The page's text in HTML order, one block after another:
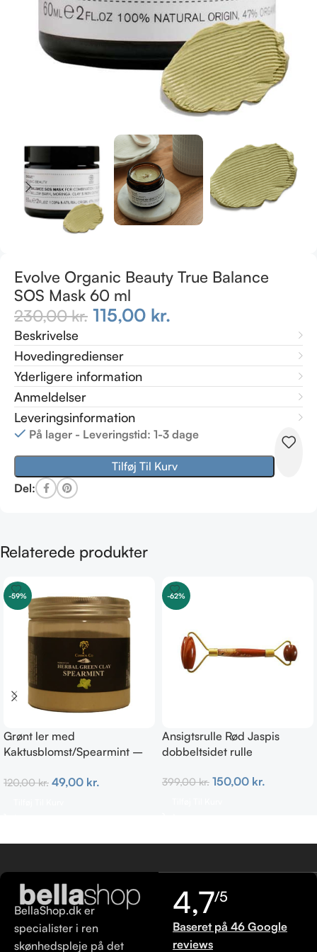
Evolve Organic Beauty True Balance
SOS Mask 60 ml
230,00kr. 115,00 kr.
Beskrivelse
Hovedingredienser
Yderligere information
Anmeldelser
Leveringsinformation
På lager - Leveringstid: 1-3 dage
Tilføj Til Kurv
Del:
Relaterede produkter
-59%
Grønt ler med
Kaktusblomst/Spearmint –
120,00kr. 49,00 kr.
-62%
Ansigtsrulle Rød Jaspis
dobbeltsidet rulle
399,00kr. 150,00 kr.
BellaShop.dk er
specialister i ren
skønhedspleje på det
4,7/5
Baseret på 46 Google
reviews